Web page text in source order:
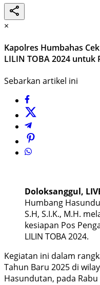
×
Kapolres Humbahas
LILIN TOBA 2024 untuk
Sebarkan artikel ini
Doloksanggul,
Humbang
S.H, S.I.K., M.H.
kesiapan Pos
LILIN TOBA 2024.
Kegiatan ini dalam
Tahun Baru 2025 di
Hasundutan, pada Rabu